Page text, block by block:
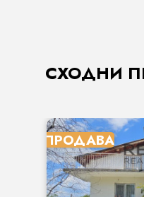
СХОДНИ
ПРОДАВА